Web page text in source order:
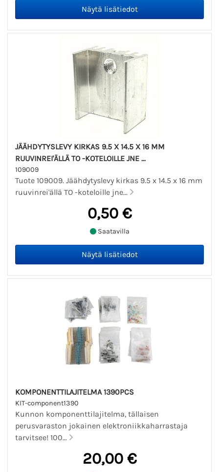
JÄÄHDYTYSLEVY KIRKAS 9.5 X 14.5 X 16 MM
RUUVINREI'ÄLLÄ TO -KOTELOILLE JNE ...
109009
Tuote 109009. Jäähdytyslevy kirkas 9.5 x 14.5 x 16 mm
ruuvinrei'ällä TO -koteloille jne...
0,50 €
Saatavilla
KOMPONENTTILAJITELMA 1390PCS
KIT-component1390
Kunnon komponenttilajitelma, tällaisen
perusvaraston jokainen elektroniikkaharrastaja
tarvitsee! 100...
20,00 €